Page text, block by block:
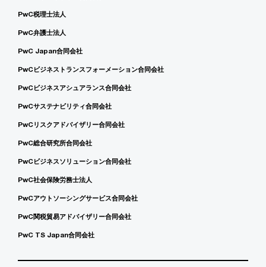
PwC税理士法人
PwC弁護士法人
PwC Japan合同会社
PwCビジネストランスフォーメーション合同会社
PwCビジネスアシュアランス合同会社
PwCサステナビリティ合同会社
PwCリスクアドバイザリー合同会社
PwC総合研究所合同会社
PwCビジネスソリューション合同会社
PwC社会保険労務士法人
PwCアウトソーシングサービス合同会社
PwC関税貿易アドバイザリー合同会社
PwC TS Japan合同会社